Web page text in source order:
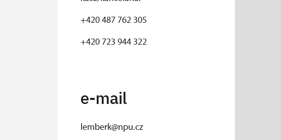
+420 487 762 305
+420 723 944 322
e-mail
lemberk@npu.cz